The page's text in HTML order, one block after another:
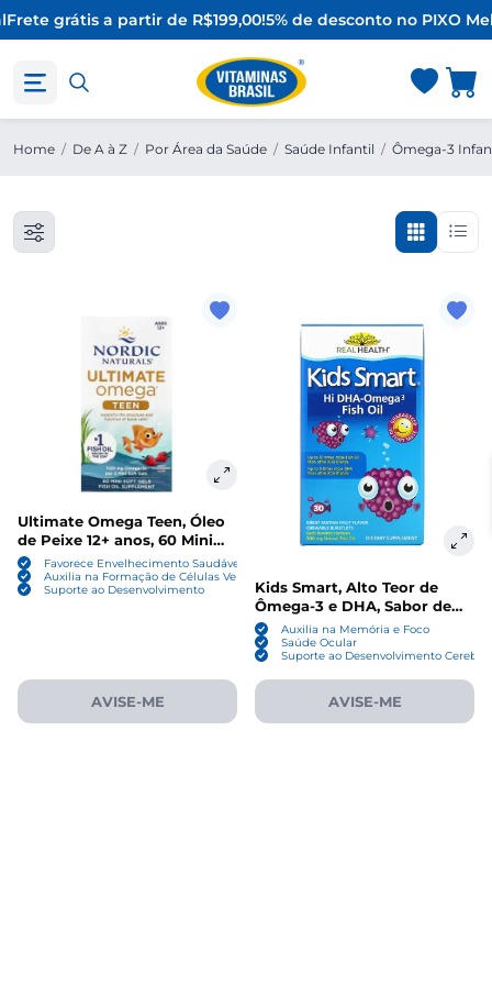
Frete grátis a partir de R$199,00!5% de desconto no PIXO
Home / De A à Z / Por Área da Saúde / Saúde Infantil / Ômega-3
Ultimate Omega Teen, Óleo
de Peixe 12+ anos, 60 Mini
Cápsulas Sabor Morango,
Nordic Naturals
Favorece Envelhecimento Saudável
Auxilia na Formação de Células Vermelhas
Suporte ao Desenvolvimento
AVISE-ME
Kids Smart, Alto Teor de
Ômega-3 e DHA, Sabor de
Frutas, 30 Burstlets
Mastigáveis, Bioglan
Auxilia na Memória e Foco
Saúde Ocular
Suporte ao Desenvolvimento Cerebral
AVISE-ME